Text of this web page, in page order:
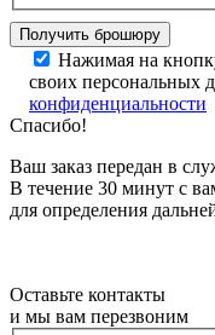
Нажимая на
своих персональных
конфиденциальности
Спасибо!
Ваш заказ передан в
В течение 30 минут с
для определения
Оставьте контакты
и мы вам перезвоним